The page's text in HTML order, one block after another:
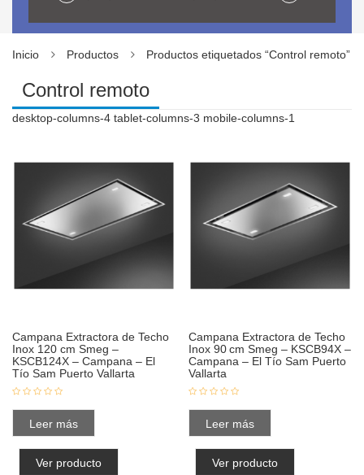
Inicio Productos Productos etiquetados “Control remoto”
Control remoto
desktop-columns-4 tablet-columns-3 mobile-columns-1
Campana Extractora de Techo
Inox 120 cm Smeg –
KSCB124X – Campana – El
Tío Sam Puerto Vallarta
Leer más
Ver producto
Campana Extractora de Techo
Inox 90 cm Smeg – KSCB94X –
Campana – El Tío Sam Puerto
Vallarta
Leer más
Ver producto